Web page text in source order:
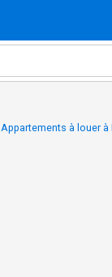
Appartements à louer à